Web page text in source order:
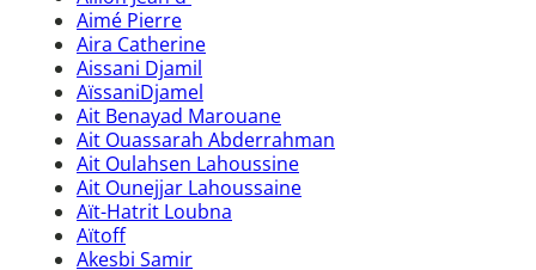
Aimé Pierre
Aira Catherine
Aissani Djamil
AïssaniDjamel
Ait Benayad Marouane
Ait Ouassarah Abderrahman
Ait Oulahsen Lahoussine
Ait Ounejjar Lahoussaine
Aït-Hatrit Loubna
Aïtoff
Akesbi Samir